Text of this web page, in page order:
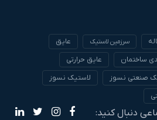
سرزمین لاستیک
عایق
ساختمان
عایق حرارتی
صنعتی نسوز
لاستیک نسوز
دنبال کنید: